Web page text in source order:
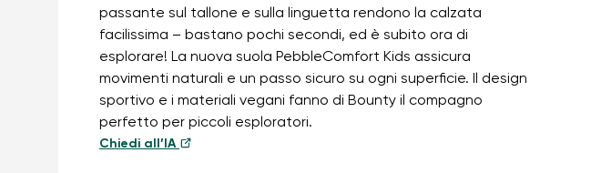
passante sul tallone e sulla linguetta rendono la calzata
facilissima – bastano pochi secondi, ed è subito ora di
esplorare! La nuova suola PebbleComfort Kids assicura
movimenti naturali e un passo sicuro su ogni superficie. Il design
sportivo e i materiali vegani fanno di Bounty il compagno
perfetto per piccoli esploratori.
Chiedi all’IA